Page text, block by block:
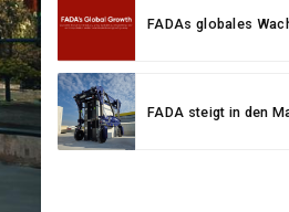
FADAs globales
FADA steigt in den